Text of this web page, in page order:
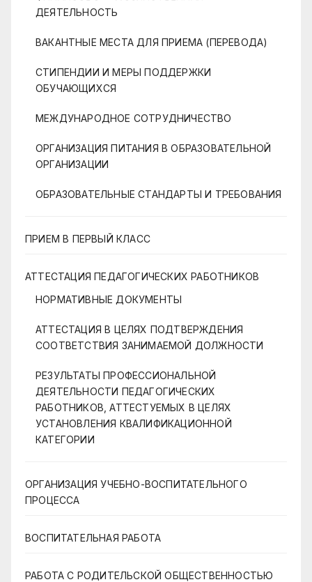
ДЕЯТЕЛЬНОСТЬ
ВАКАНТНЫЕ МЕСТА ДЛЯ ПРИЕМА (ПЕРЕВОДА)
СТИПЕНДИИ И МЕРЫ ПОДДЕРЖКИ
ОБУЧАЮЩИХСЯ
МЕЖДУНАРОДНОЕ СОТРУДНИЧЕСТВО
ОРГАНИЗАЦИЯ ПИТАНИЯ В ОБРАЗОВАТЕЛЬНОЙ
ОРГАНИЗАЦИИ
ОБРАЗОВАТЕЛЬНЫЕ СТАНДАРТЫ И ТРЕБОВАНИЯ
ПРИЕМ В ПЕРВЫЙ КЛАСС
АТТЕСТАЦИЯ ПЕДАГОГИЧЕСКИХ РАБОТНИКОВ
НОРМАТИВНЫЕ ДОКУМЕНТЫ
АТТЕСТАЦИЯ В ЦЕЛЯХ ПОДТВЕРЖДЕНИЯ
СООТВЕТСТВИЯ ЗАНИМАЕМОЙ ДОЛЖНОСТИ
РЕЗУЛЬТАТЫ ПРОФЕССИОНАЛЬНОЙ
ДЕЯТЕЛЬНОСТИ ПЕДАГОГИЧЕСКИХ
РАБОТНИКОВ, АТТЕСТУЕМЫХ В ЦЕЛЯХ
УСТАНОВЛЕНИЯ КВАЛИФИКАЦИОННОЙ
КАТЕГОРИИ
ОРГАНИЗАЦИЯ УЧЕБНО-ВОСПИТАТЕЛЬНОГО
ПРОЦЕССА
ВОСПИТАТЕЛЬНАЯ РАБОТА
РАБОТА С РОДИТЕЛЬСКОЙ ОБЩЕСТВЕННОСТЬЮ